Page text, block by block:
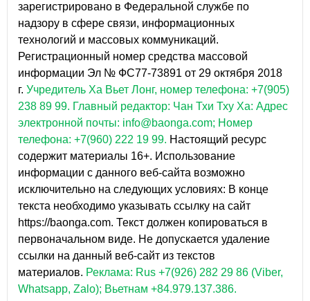
зарегистрировано в Федеральной службе по
надзору в сфере связи, информационных
технологий и массовых коммуникаций.
Регистрационный номер средства массовой
информации Эл № ФС77-73891 от 29 октября 2018
г. Учредитель Ха Вьет Лонг, номер телефона: +7(905)
238 89 99. Главный редактор: Чан Тхи Тху Ха: Адрес
электронной почты: info@baonga.com; Номер
телефона: +7(960) 222 19 99. Настоящий ресурс
содержит материалы 16+. Использование
информации с данного веб-сайта возможно
исключительно на следующих условиях: В конце
текста необходимо указывать ссылку на сайт
https://baonga.com. Текст должен копироваться в
первоначальном виде. Не допускается удаление
ссылки на данный веб-сайт из текстов
материалов. Реклама: Rus +7(926) 282 29 86 (Viber,
Whatsapp, Zalo); Вьетнам +84.979.137.386.